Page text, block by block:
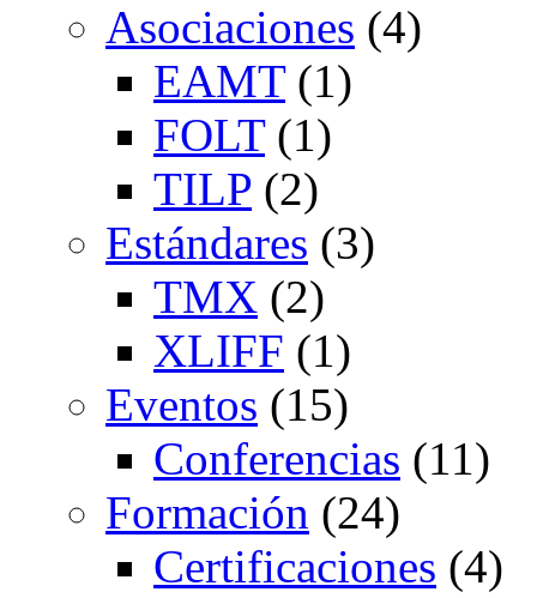
Asociaciones (4)
EAMT(1)
FOLT(1)
TILP (2)
Estándares (3)
TMX (2)
XLIFF (1)
Eventos (15)
Conferencias (11)
Formación (24)
Certificaciones (4)